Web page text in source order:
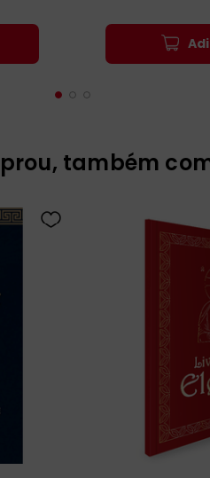
também